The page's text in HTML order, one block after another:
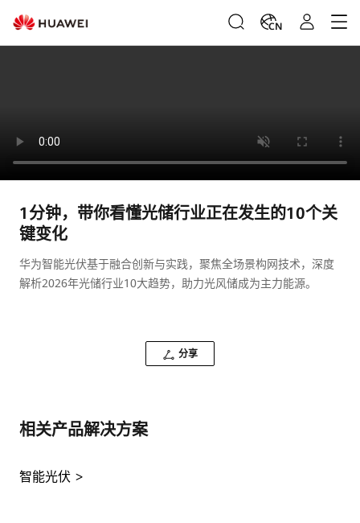
CN
1分钟，带你看懂光储行业正在发生的10个关
键变化
华为智能光伏基于融合创新与实践，聚焦全场景构网技术，深度
解析2026年光储行业10大趋势，助力光风储成为主力能源。
分享
相关产品解决方案
智能光伏